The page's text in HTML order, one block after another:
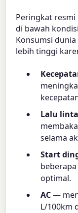
Peringkat resmi
di bawah
Konsumsi
lebih tinggi
Lalu
selama
Start
optimal.
AC—
L/100km